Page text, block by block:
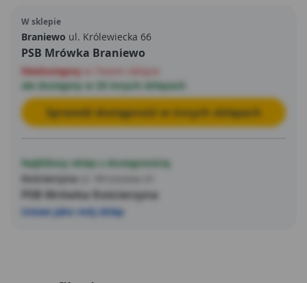
wnętrza. Płytka gresowa pokryta jest specjalną warstwą
szkliwa, co czyni ją elegancką i gładką. Dodatkowo
gwarantuje odporność na powstawanie
nieestetycznych, trudnych do usunięcia plam. Brzegi
płytek są ścięte w taki sposób, aby poszczególne płytki
miały dokładnie taki sam kształt. Mogą różnić się
zaledwie o dwa milimetry, dzięki czemu łatwiej jest je
W sklepie
Braniewo ul. Królewiecka 66
PSB Mrówka Braniewo
Niedostępny
ale dostępny w 20 innych sklepach
Sprawdź dostępność w innych sklepach
Najbliższy sklep z dostępnością
Kościerzyna
PSB Mrówka Kościerzyna
Ustaw jako mój sklep